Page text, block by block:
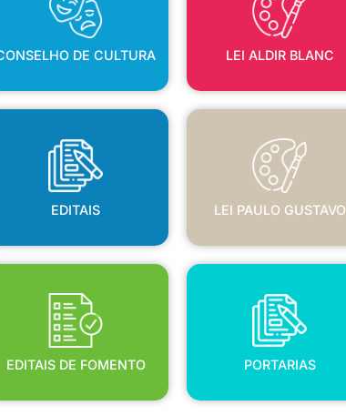
DE CULTURA LEI ALDIR BLANC
EDITAIS
EDITAIS
LEI PAULO GUSTAVO
LEI PAULO GUSTAVO
EDITAIS DE FOMENTO
EDITAIS DE FOMENTO
PORTARIAS
PORTARIAS